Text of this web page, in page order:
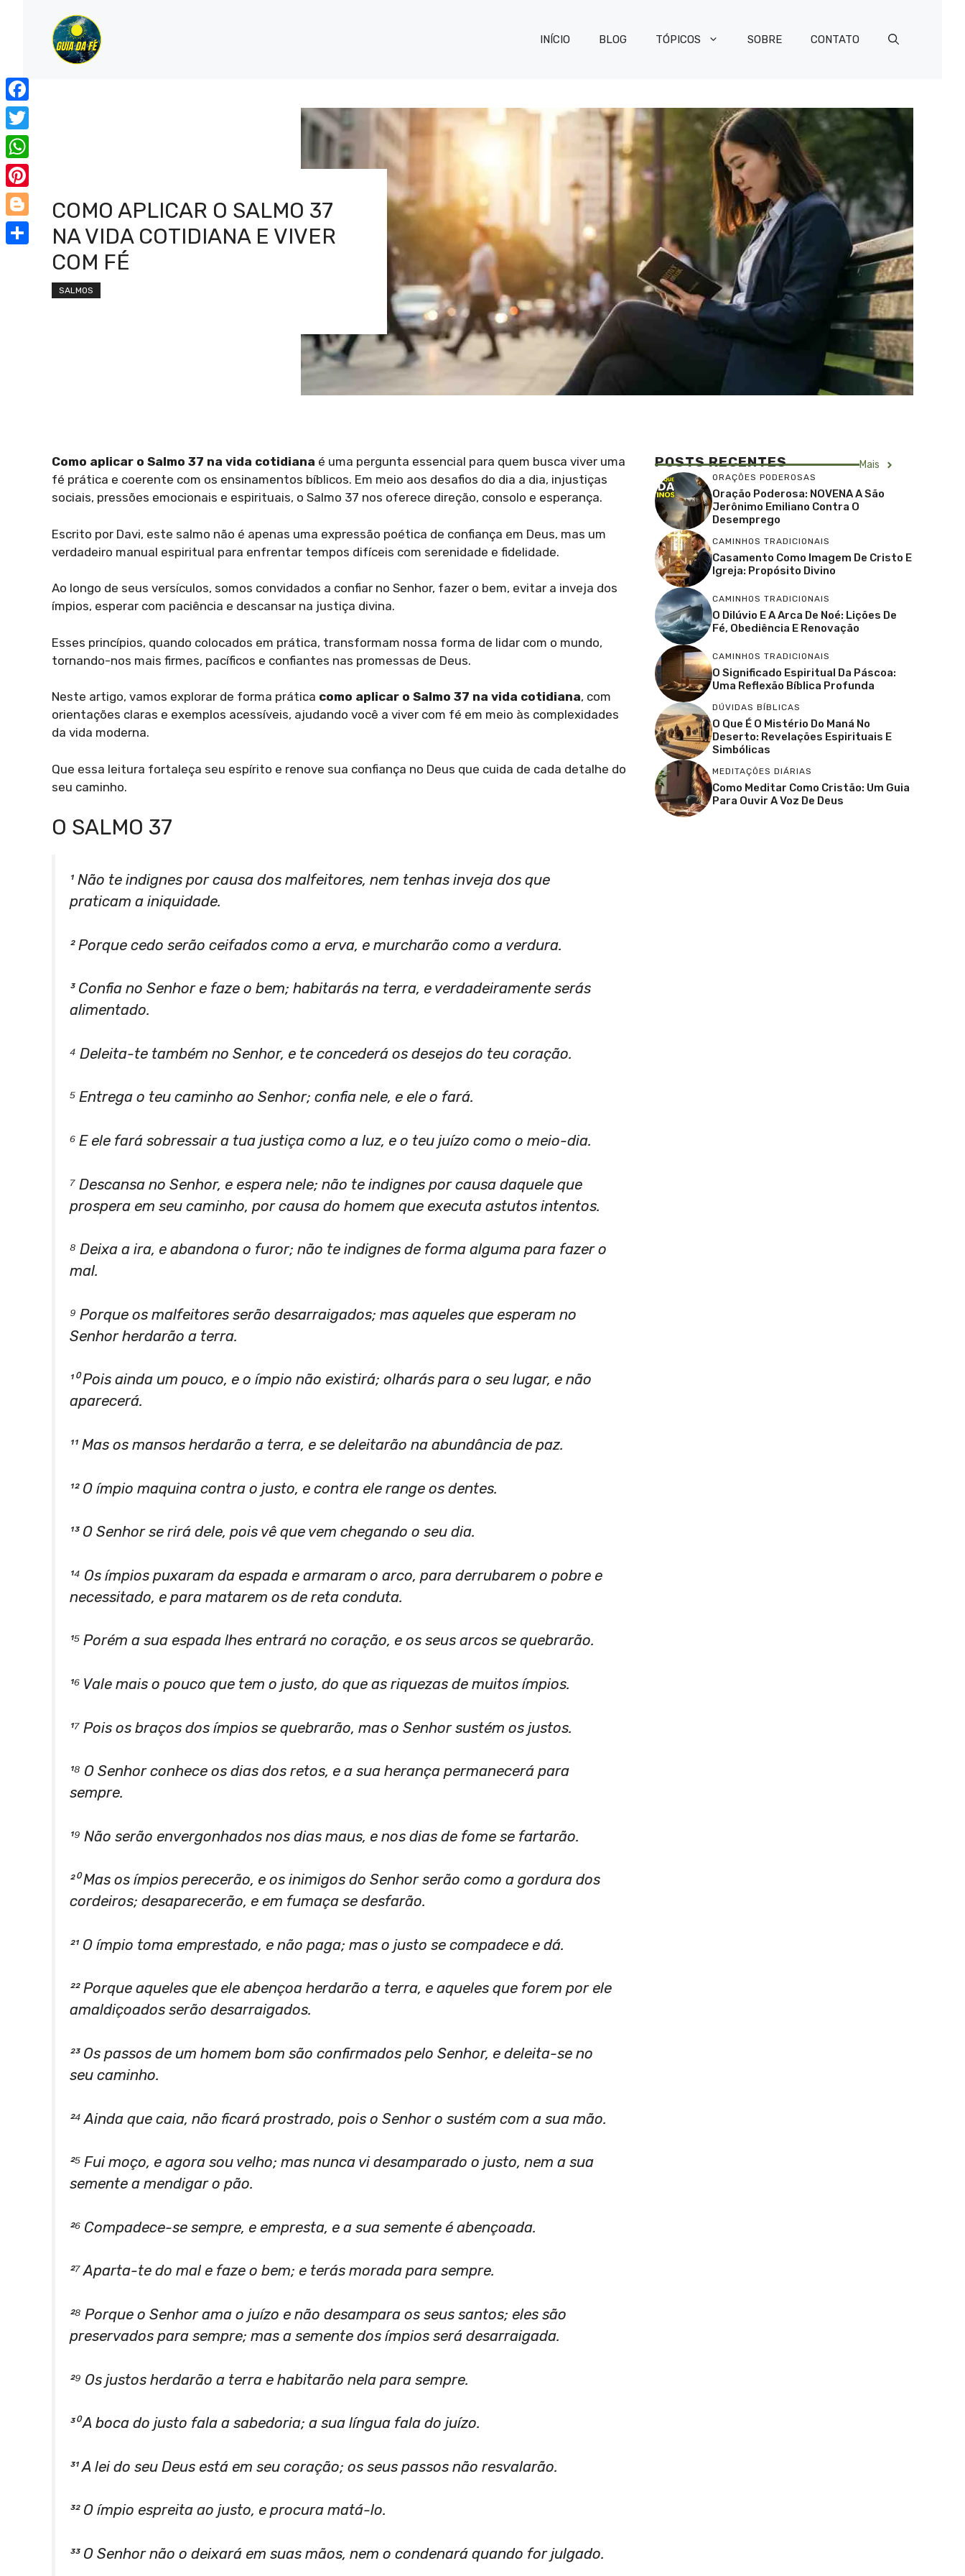
INÍCIO BLOG TÓPICOS SOBRE CONTATO
COMO APLICAR O SALMO 37
NA VIDA COTIDIANA E VIVER
COM FÉ
SALMOS
Como aplicar o Salmo 37 na vida cotidiana é uma pergunta essencial para quem busca viver uma
fé prática e coerente com os ensinamentos bíblicos. Em meio aos desafios do dia a dia, injustiças
sociais, pressões emocionais e espirituais, o Salmo 37 nos oferece direção, consolo e esperança.
Escrito por Davi, este salmo não é apenas uma expressão poética de confiança em Deus, mas um
verdadeiro manual espiritual para enfrentar tempos difíceis com serenidade e fidelidade.
Ao longo de seus versículos, somos convidados a confiar no Senhor, fazer o bem, evitar a inveja dos
ímpios, esperar com paciência e descansar na justiça divina.
Esses princípios, quando colocados em prática, transformam nossa forma de lidar com o mundo,
tornando-nos mais firmes, pacíficos e confiantes nas promessas de Deus.
Neste artigo, vamos explorar de forma prática como aplicar o Salmo 37 na vida cotidiana, com
orientações claras e exemplos acessíveis, ajudando você a viver com fé em meio às complexidades
da vida moderna.
Que essa leitura fortaleça seu espírito e renove sua confiança no Deus que cuida de cada detalhe do
seu caminho.
O SALMO 37
¹ Não te indignes por causa dos malfeitores, nem tenhas inveja dos que
praticam a iniquidade.
² Porque cedo serão ceifados como a erva, e murcharão como a verdura.
³ Confia no Senhor e faze o bem; habitarás na terra, e verdadeiramente serás
alimentado.
⁴ Deleita-te também no Senhor, e te concederá os desejos do teu coração.
⁵ Entrega o teu caminho ao Senhor; confia nele, e ele o fará.
⁶ E ele fará sobressair a tua justiça como a luz, e o teu juízo como o meio-dia.
⁷ Descansa no Senhor, e espera nele; não te indignes por causa daquele que
prospera em seu caminho, por causa do homem que executa astutos intentos.
⁸ Deixa a ira, e abandona o furor; não te indignes de forma alguma para fazer o
mal.
⁹ Porque os malfeitores serão desarraigados; mas aqueles que esperam no
Senhor herdarão a terra.
¹⁰ Pois ainda um pouco, e o ímpio não existirá; olharás para o seu lugar, e não
aparecerá.
¹¹ Mas os mansos herdarão a terra, e se deleitarão na abundância de paz.
¹² O ímpio maquina contra o justo, e contra ele range os dentes.
¹³ O Senhor se rirá dele, pois vê que vem chegando o seu dia.
¹⁴ Os ímpios puxaram da espada e armaram o arco, para derrubarem o pobre e
necessitado, e para matarem os de reta conduta.
¹⁵ Porém a sua espada lhes entrará no coração, e os seus arcos se quebrarão.
¹⁶ Vale mais o pouco que tem o justo, do que as riquezas de muitos ímpios.
¹⁷ Pois os braços dos ímpios se quebrarão, mas o Senhor sustém os justos.
¹⁸ O Senhor conhece os dias dos retos, e a sua herança permanecerá para
sempre.
¹⁹ Não serão envergonhados nos dias maus, e nos dias de fome se fartarão.
²⁰ Mas os ímpios perecerão, e os inimigos do Senhor serão como a gordura dos
cordeiros; desaparecerão, e em fumaça se desfarão.
²¹ O ímpio toma emprestado, e não paga; mas o justo se compadece e dá.
²² Porque aqueles que ele abençoa herdarão a terra, e aqueles que forem por ele
amaldiçoados serão desarraigados.
²³ Os passos de um homem bom são confirmados pelo Senhor, e deleita-se no
seu caminho.
²⁴ Ainda que caia, não ficará prostrado, pois o Senhor o sustém com a sua mão.
²⁵ Fui moço, e agora sou velho; mas nunca vi desamparado o justo, nem a sua
semente a mendigar o pão.
²⁶ Compadece-se sempre, e empresta, e a sua semente é abençoada.
²⁷ Aparta-te do mal e faze o bem; e terás morada para sempre.
²⁸ Porque o Senhor ama o juízo e não desampara os seus santos; eles são
preservados para sempre; mas a semente dos ímpios será desarraigada.
²⁹ Os justos herdarão a terra e habitarão nela para sempre.
³⁰ A boca do justo fala a sabedoria; a sua língua fala do juízo.
³¹ A lei do seu Deus está em seu coração; os seus passos não resvalarão.
³² O ímpio espreita ao justo, e procura matá-lo.
³³ O Senhor não o deixará em suas mãos, nem o condenará quando for julgado.
POSTS RECENTES Mais
ORAÇÕES PODEROSAS
Oração Poderosa: NOVENA A São
Jerônimo Emiliano Contra O
Desemprego
CAMINHOS TRADICIONAIS
Casamento Como Imagem De Cristo E
Igreja: Propósito Divino
CAMINHOS TRADICIONAIS
O Dilúvio E A Arca De Noé: Lições De
Fé, Obediência E Renovação
CAMINHOS TRADICIONAIS
O Significado Espiritual Da Páscoa:
Uma Reflexão Bíblica Profunda
DÚVIDAS BÍBLICAS
O Que É O Mistério Do Maná No
Deserto: Revelações Espirituais E
Simbólicas
MEDITAÇÕES DIÁRIAS
Como Meditar Como Cristão: Um Guia
Para Ouvir A Voz De Deus
Facebook
Twitter
WhatsApp
Pinterest
Blogger